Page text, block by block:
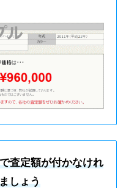
査定額が付かなけれ
しょう